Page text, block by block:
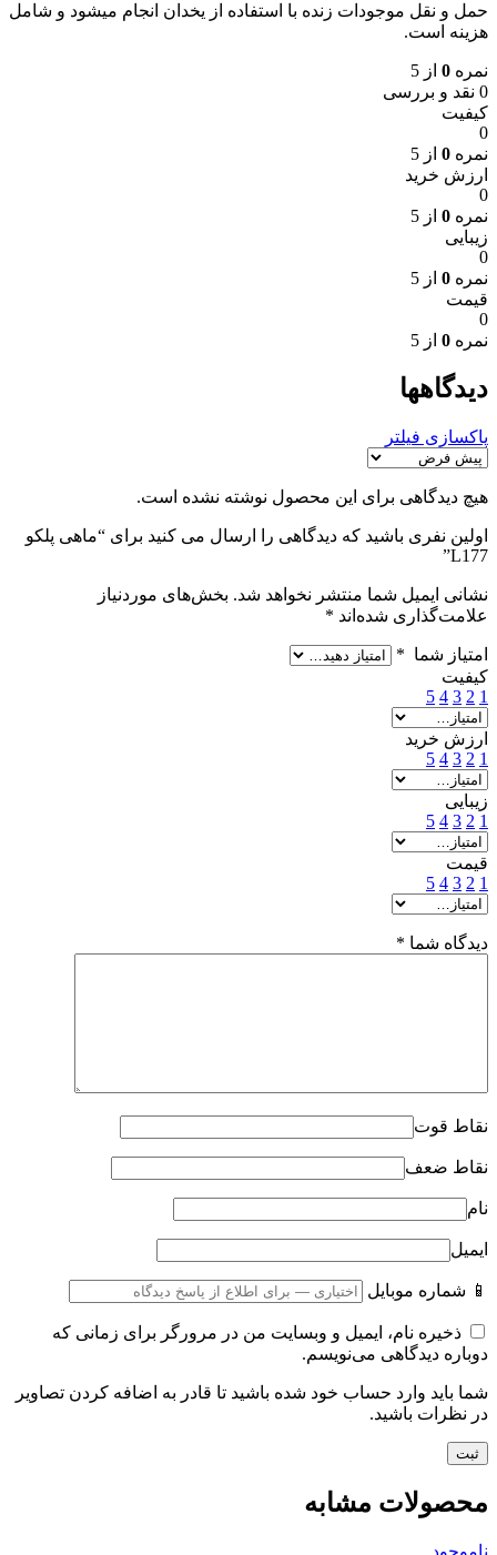
حمل و نقل موجودات زنده با استفاده از یخدان انجام میشود و شامل
هزینه است.
نمره 0 از 5
0 نقد و بررسی
کیفیت
0
نمره 0 از 5
ارزش خرید
0
نمره 0 از 5
زیبایی
0
نمره 0 از 5
قیمت
0
نمره 0 از 5
دیدگاهها
پاکسازی فیلتر
هیچ دیدگاهی برای این محصول نوشته نشده است.
اولین نفری باشید که دیدگاهی را ارسال می کنید برای “ماهی پلکو
L177”
نشانی ایمیل شما منتشر نخواهد شد. بخش‌های موردنیاز
علامت‌گذاری شده‌اند *
امتیاز شما *
کیفیت
1
2
3
4
5
ارزش خرید
1
2
3
4
5
زیبایی
1
2
3
4
5
قیمت
1
2
3
4
5
دیدگاه شما *
نقاط قوت
نقاط ضعف
نام
ایمیل
📱 شماره موبایل
ذخیره نام، ایمیل و وبسایت من در مرورگر برای زمانی که
دوباره دیدگاهی می‌نویسم.
شما باید وارد حساب خود شده باشید تا قادر به اضافه کردن تصاویر
در نظرات باشید.
محصولات مشابه
ناموجود